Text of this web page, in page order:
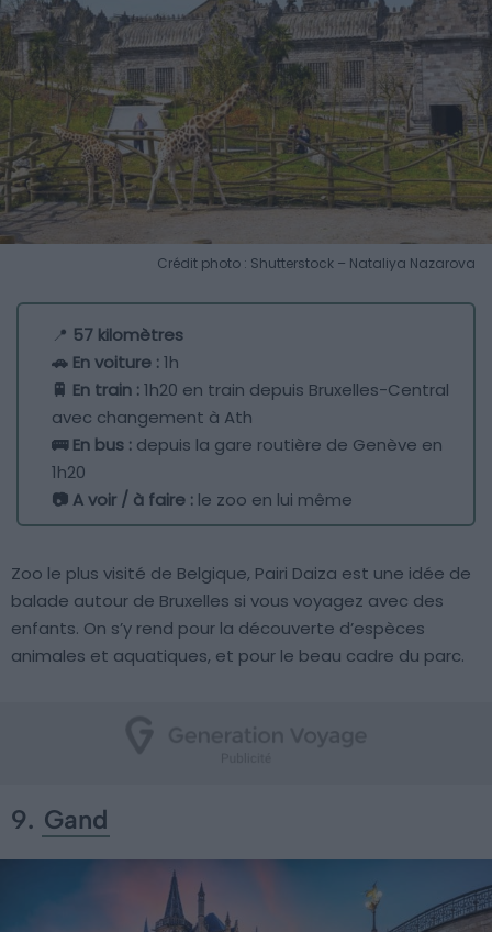
Crédit photo : Shutterstock – Nataliya Nazarova
📍 57 kilomètres
🚗 En voiture :1h
🚆 En train :1h20 en train depuis Bruxelles-Central
avec changement à Ath
🚌 En bus : depuis la gare routière de Genève en
1h20
📷 A voir / à faire : le zoo en lui même
Zoo le plus visité de Belgique, Pairi Daiza est une idée de
balade autour de Bruxelles si vous voyagez avec des
enfants. On s’y rend pour la découverte d’espèces
animales et aquatiques, et pour le beau cadre du parc.
9. Gand